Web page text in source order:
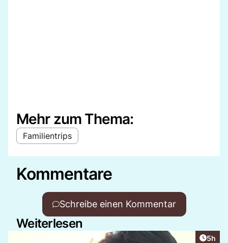
Mehr zum Thema:
Familientrips
Kommentare
Schreibe einen Kommentar
Weiterlesen
5h